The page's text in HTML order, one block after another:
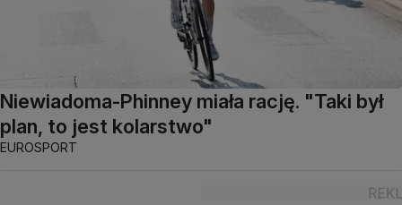
Niewiadoma-Phinney miała rację. "Taki był
plan, to jest kolarstwo"
EUROSPORT